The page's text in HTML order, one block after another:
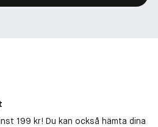
199 kr! Du kan också hämta dina